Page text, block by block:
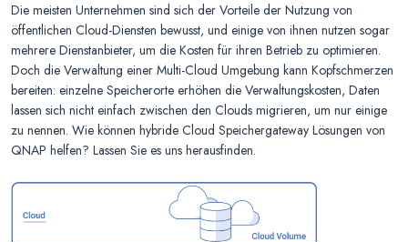
Die meisten Unternehmen sind sich der Vorteile der Nutzung von
öffentlichen Cloud-Diensten bewusst, und einige von ihnen nutzen sogar
mehrere Dienstanbieter, um die Kosten für ihren Betrieb zu optimieren.
Doch die Verwaltung einer Multi-Cloud Umgebung kann Kopfschmerzen
bereiten: einzelne Speicherorte erhöhen die Verwaltungskosten, Daten
lassen sich nicht einfach zwischen den Clouds migrieren, um nur einige
zu nennen. Wie können hybride Cloud Speichergateway Lösungen von
QNAP helfen? Lassen Sie es uns herausfinden.